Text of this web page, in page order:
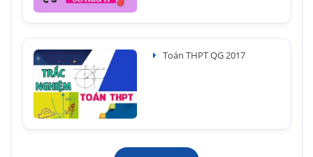
Toán THPT QG 2017